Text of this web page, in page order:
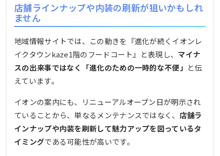
店舗ラインナップや内装の刷新が狙いかもしれ
ません
地域情報サイトでは、この動きを『進化が続くイオンレ
イクタウンkaze1階のフードコート』と表現し、 マイナ
スの出来事ではなく「進化のための一時的な不便」 と伝
えています。
イオンの案内にも、リニューアルオープン日が明示され
ていることから、単なるメンテナンスではなく、 店舗ラ
インナップや内装を刷新して魅力アップを図っているタ
イミングである可能性が高いです。